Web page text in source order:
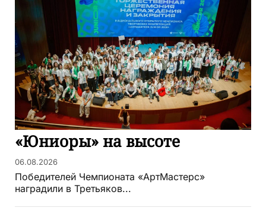
«Юниоры» на высоте
06.08.2026
Победителей Чемпионата «АртМастерс»
наградили в Третьяков...